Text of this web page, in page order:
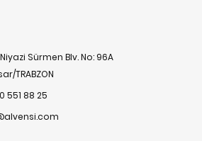
Sürmen Blv. No: 96A
TRABZON
551 88 25